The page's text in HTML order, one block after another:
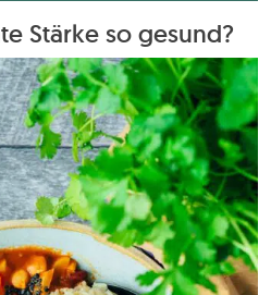
Stärke so gesund?